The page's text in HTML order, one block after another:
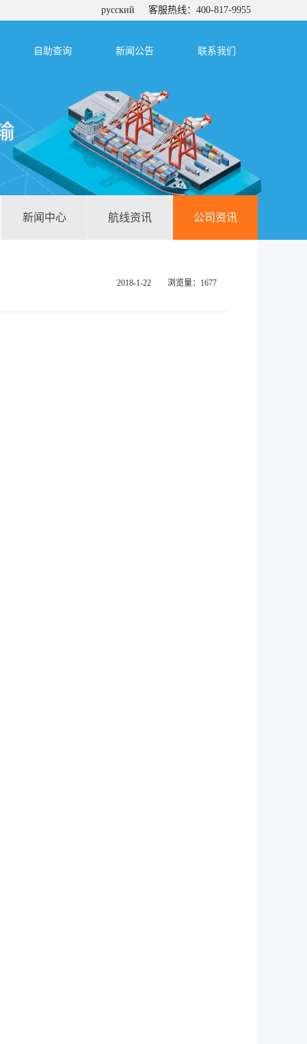
русский 客服热线：400-817-9955
自助查询 新闻公告 联系我们
新闻中心 航线资讯 公司资讯
2018-1-22 浏览量：1677